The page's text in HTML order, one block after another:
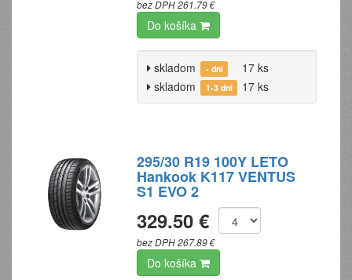
bez DPH 261.79 €
Do košíka
skladom - dní
17 ks
skladom
1-3 dni 17 ks
295/30 R19 100Y LETO
Hankook K117 VENTUS
S1 EVO 2
329.50 €
bez DPH 267.89 €
Do košíka